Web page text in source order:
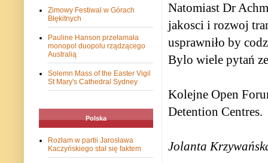
Natomiast Dr
jakosci i rozwoj
usprawniło by
Bylo wiele pytań
Kolejne Open
Detention Centres.
Jolanta
Zimowy Festiwal w Górach
Błękitnych
Pauline Hanson przełamała
monopol duopolu rządzącego
Australią
Solemn Mass of the Easter Vigil
St Mary's Cathedral Sydney
Polska
Rozłam w partii Jarosława
Kaczyńskiego stał się faktem